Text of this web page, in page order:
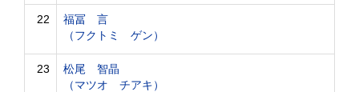
22
福冨 言
（フクトミ ゲン）
23
松尾 智晶
（マツオ チアキ）